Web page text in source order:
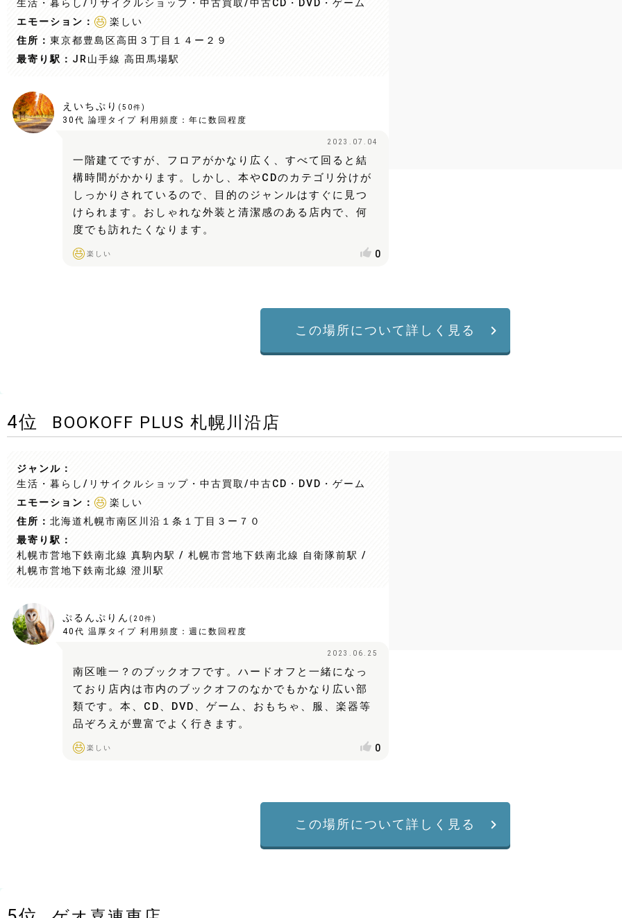
生活・暮らし/リサイクルショップ・中古買取 /中古CD・DVD・ゲーム
エモーション：
楽しい
住所： 東京都豊島区高田３丁目１４ー２９
最寄り駅： JR山手線 高田馬場駅
えいちぷり ( 50件)
30代 論理タイプ 利用頻度： 年に数回程度
2023.07.04
一階建てですが、フロアがかなり広く、すべて回ると結
構時間がかかります。しかし、本やCDのカテゴリ分けが
しっかりされているので、目的のジャンルはすぐに見つ
けられます。おしゃれな外装と清潔感のある店内で、何
度でも訪れたくなります。
楽しい 0
この場所について詳しく見る
4位 BOOKOFF PLUS 札幌川沿店
ジャンル：
生活・暮らし/リサイクルショップ・中古買取 /中古CD・DVD・ゲーム
エモーション：
楽しい
住所： 北海道札幌市南区川沿１条１丁目３ー７０
最寄り駅：
札幌市営地下鉄南北線 真駒内駅 / 札幌市営地下鉄南北線 自衛隊前駅 /
札幌市営地下鉄南北線 澄川駅
ぷるんぷりん ( 20件)
40代 温厚タイプ 利用頻度： 週に数回程度
2023.06.25
南区唯一？のブックオフです。ハードオフと一緒になっ
ており店内は市内のブックオフのなかでもかなり広い部
類です。本、CD、DVD、ゲーム、おもちゃ、服、楽器等
品ぞろえが豊富でよく行きます。
楽しい 0
この場所について詳しく見る